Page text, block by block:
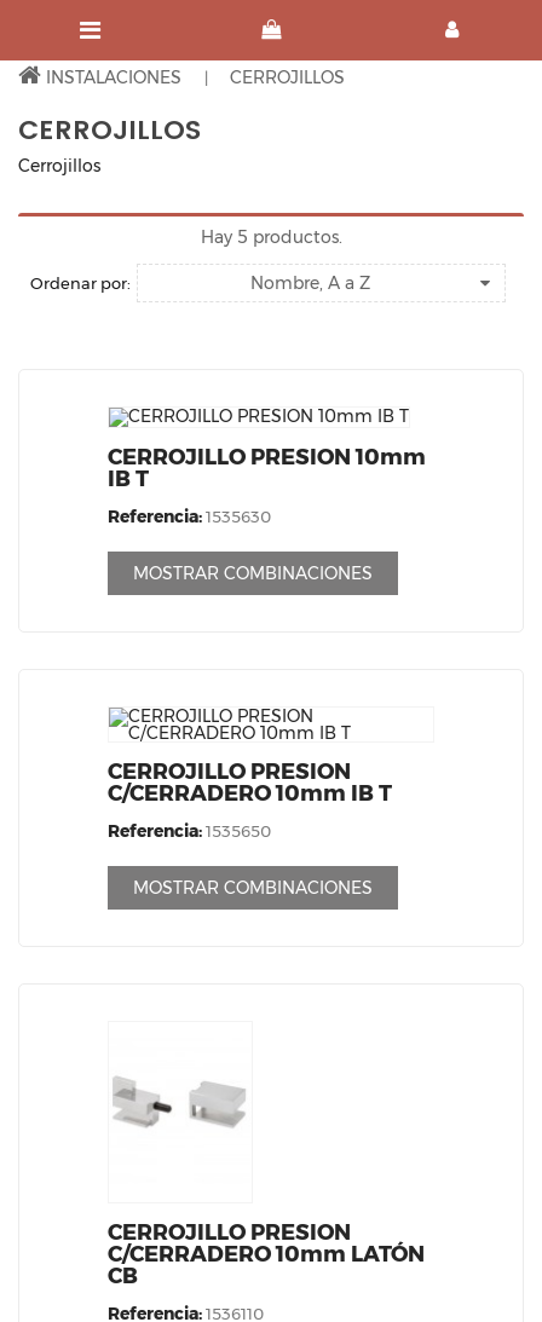
INSTALACIONES CERROJILLOS
CERROJILLOS
Cerrojillos
Hay 5 productos.
Ordenar por: Nombre, A a Z
CERROJILLO PRESION 10mm
IB T
Referencia:1535630
MOSTRAR COMBINACIONES
CERROJILLO PRESION
C/CERRADERO 10mm IB T
Referencia:1535650
MOSTRAR COMBINACIONES
CERROJILLO PRESION
C/CERRADERO 10mm LATÓN
CB
Referencia:1536110